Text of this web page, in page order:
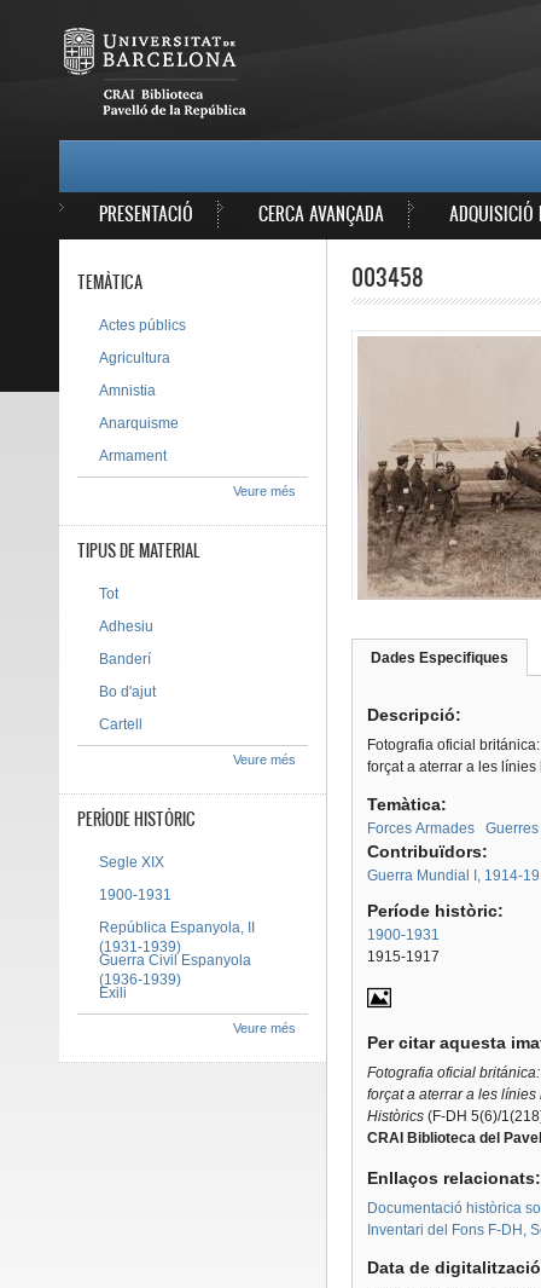
PRESENTACIÓ CERCA AVANÇADA ADQUISICIÓ
003458
Dades Especifiques
Descripció:
Fotografia oficial
forçat a aterrar a les línies
Temàtica:
Forces Armades Guerres
Contribuïdors:
Guerra Mundial I, 1914-
Període històric:
1900-1931
1915-1917
Per citar aquesta
Fotografia oficial
forçat a aterrar a les línies
Històrics(F-DH 5(6)/
CRAI Biblioteca del
Enllaços
Documentació històrica
Inventari del Fons F-DH,
Data de
TEMÀTICA
Actes públics
Agricultura
Amnistia
Anarquisme
Armament
Veure més
TIPUS DE MATERIAL
Tot
Adhesiu
Banderí
Bo d'ajut
Cartell
Veure més
PERÍODE HISTÒRIC
Segle XIX
1900-1931
República Espanyola, II
(1931-1939)
Guerra Civil Espanyola
(1936-1939)
Exili
Veure més